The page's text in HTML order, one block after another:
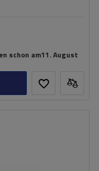
schon am11. August